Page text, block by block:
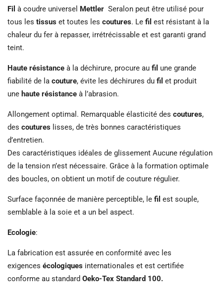
Fil à coudre universel Mettler Seralon peut être utilisé pour
tous les tissus et toutes les coutures. Le fil est résistant à la
chaleur du fer à repasser, irrétrécissable et est garanti grand
teint.
Haute résistance à la déchirure, procure au fil une grande
fiabilité de la couture, évite les déchirures du fil et produit
une haute résistance à l’abrasion.
Allongement optimal. Remarquable élasticité des coutures,
des coutures lisses, de très bonnes caractéristiques
d’entretien.
Des caractéristiques idéales de glissement Aucune régulation
de la tension n’est nécessaire. Grâce à la formation optimale
des boucles, on obtient un motif de couture régulier.
Surface façonnée de manière perceptible, le fil est souple,
semblable à la soie et a un bel aspect.
Ecologie:
La fabrication est assurée en conformité avec les
exigences écologiques internationales et est certifiée
conforme au standard Oeko-Tex Standard 100.